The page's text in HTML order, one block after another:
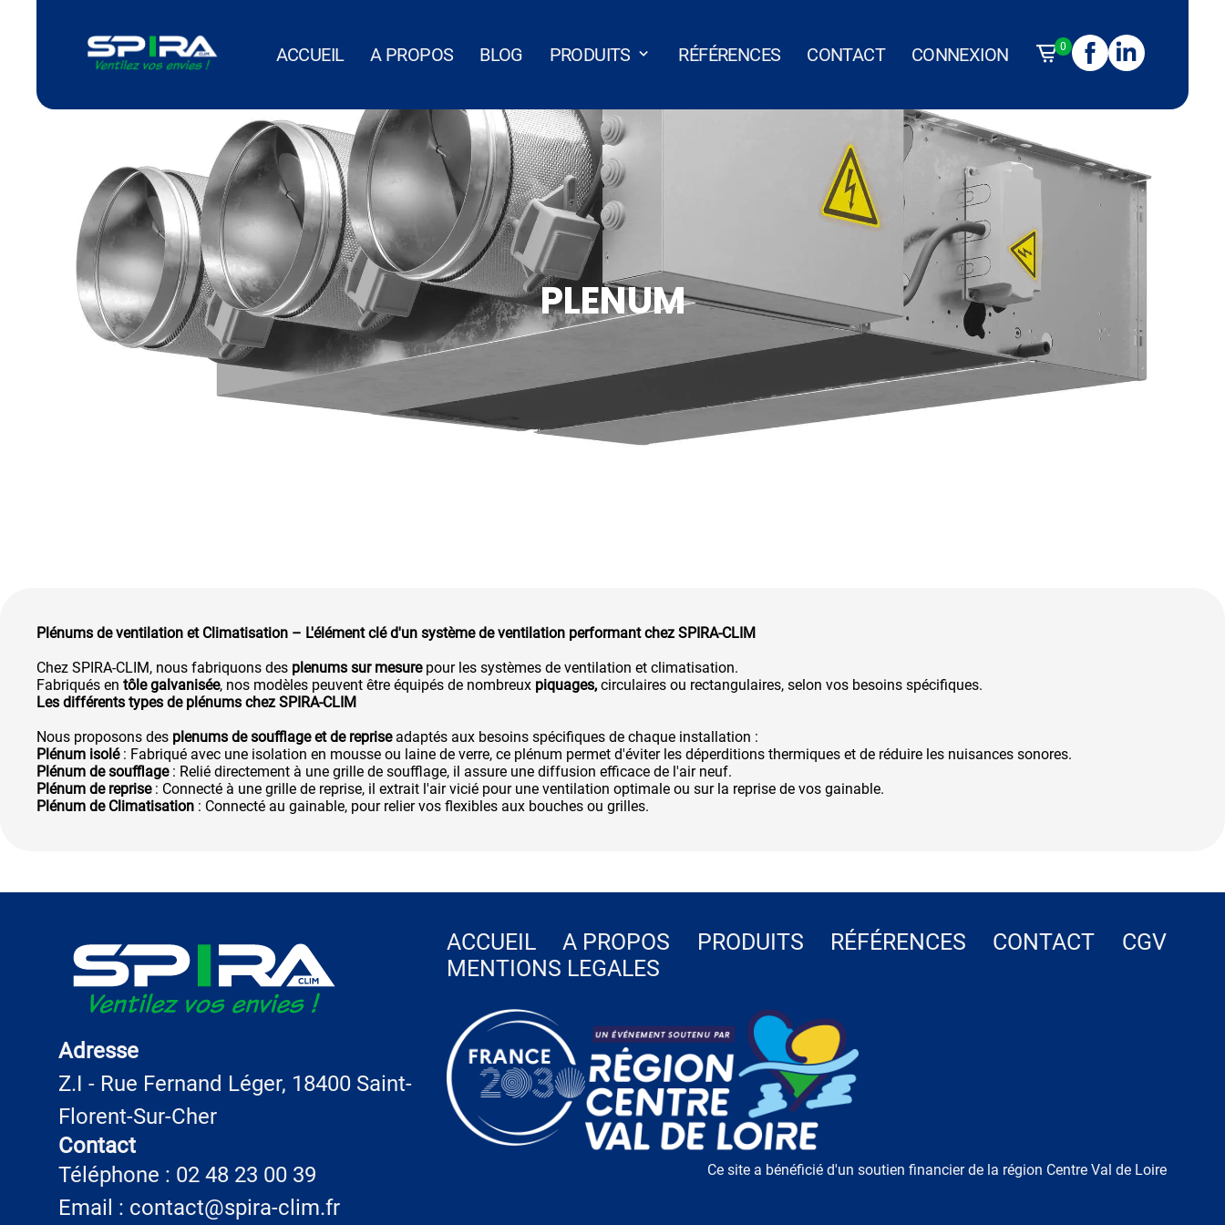
ACCUEIL A PROPOS BLOG PRODUITS RÉFÉRENCES CONTACT CONNEXION 0
PLENUM
Plénums de ventilation et Climatisation – L'élément clé d'un système de ventilation performant chez SPIRA-CLIM
Chez SPIRA-CLIM, nous fabriquons des plenums sur mesurepour les systèmes de ventilation et climatisation.
Fabriqués en tôle galvanisée, nos modèles peuvent être équipés de nombreux piquages, circulaires ou rectangulaires, selon vos besoins spécifiques.
Les différents types de plénums chez SPIRA-CLIM
Nous proposons des plenums de soufflage et de repriseadaptés aux besoins spécifiques de chaque installation :
Plénum isolé: Fabriqué avec une isolation en mousse ou laine de verre, ce plénum permet d'éviter les déperditions thermiques et de réduire les nuisances sonores.
Plénum de soufflage: Relié directement à une grille de soufflage, il assure une diffusion efficace de l'air neuf.
Plénum de reprise: Connecté à une grille de reprise, il extrait l'air vicié pour une ventilation optimale ou sur la reprise de vos gainable.
Plénum de Climatisation : Connecté au gainable, pour relier vos flexibles aux bouches ou grilles.
Adresse
Z.I - Rue Fernand Léger, 18400 Saint-
Florent-Sur-Cher
Contact
Téléphone : 02 48 23 00 39
Email : contact@spira-clim.fr
ACCUEIL A PROPOS PRODUITS RÉFÉRENCES CONTACT
CGV
MENTIONS LEGALES
Ce site a bénéficié d'un soutien financier de la région Centre Val de Loire